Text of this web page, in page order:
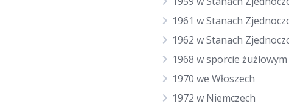
1961 w Stanach
1962 w Stanach
1968 w sporcie żużlowym
1970 we Włoszech
1972 w Niemczech